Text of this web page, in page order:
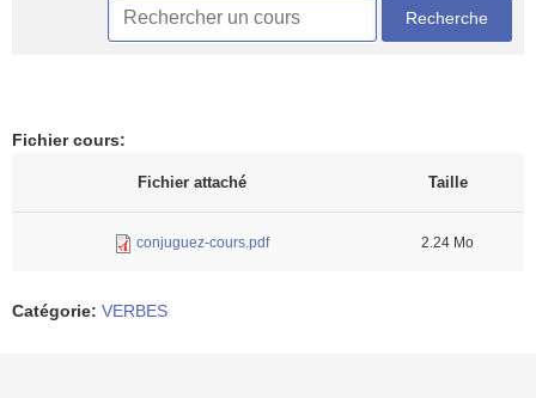
Fichier cours:
Fichier attaché Taille
conjuguez-cours.pdf 2.24 Mo
Catégorie: VERBES